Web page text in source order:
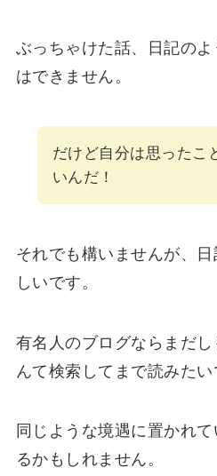
ぶっちゃけた話、日記の
はできません。
だけど自分は思ったこ
いんだ！
それでも構いませんが、
しいです。
有名人のブログならまだ
んて検索してまで読みたい
同じような境遇に置かれ
るかもしれません。